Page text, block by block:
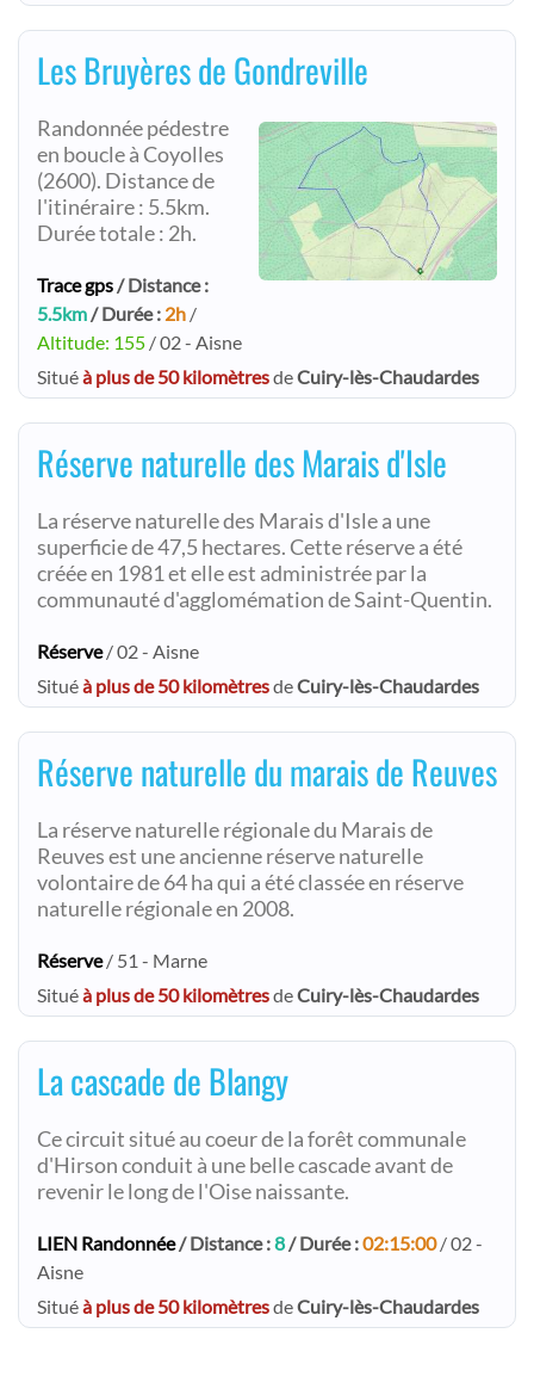
Les Bruyères de Gondreville
Randonnée pédestre
en boucle à Coyolles
(2600). Distance de
l'itinéraire : 5.5km.
Durée totale : 2h.
Trace gps/ Distance :
5.5km/ Durée : 2h /
Altitude: 155 / 02 - Aisne
Situéà plus de 50 kilomètresdeCuiry-lès-Chaudardes
Réserve naturelle des Marais d'Isle
La réserve naturelle des Marais d'Isle a une
superficie de 47,5 hectares. Cette réserve a été
créée en 1981 et elle est administrée par la
communauté d'agglomémation de Saint-Quentin.
Réserve/ 02 - Aisne
Situéà plus de 50 kilomètresdeCuiry-lès-Chaudardes
Réserve naturelle du marais de Reuves
La réserve naturelle régionale du Marais de
Reuves est une ancienne réserve naturelle
volontaire de 64 ha qui a été classée en réserve
naturelle régionale en 2008.
Réserve/ 51 - Marne
Situéà plus de 50 kilomètresdeCuiry-lès-Chaudardes
La cascade de Blangy
Ce circuit situé au coeur de la forêt communale
d'Hirson conduit à une belle cascade avant de
revenir le long de l'Oise naissante.
LIEN Randonnée/ Distance :8/ Durée :02:15:00/ 02 -
Aisne
Situéà plus de 50 kilomètresdeCuiry-lès-Chaudardes